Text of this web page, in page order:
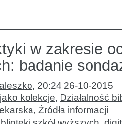
w zakresie
badanie
, 20:24 26-10-2015
kolekcje, Działalność
, Źródła informacji